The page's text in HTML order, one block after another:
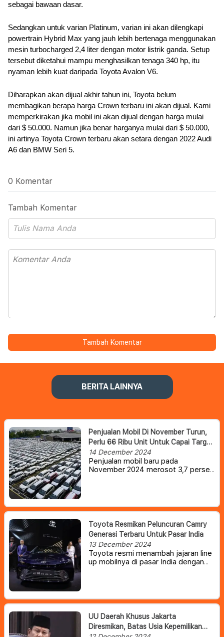
sebagai bawaan dasar.
Sedangkan untuk varian Platinum, varian ini akan dilengkapi
powertrain Hybrid Max yang jauh lebih bertenaga menggunakan
mesin turbocharged 2,4 liter dengan motor listrik ganda. Setup
tersebut diketahui mampu menghasilkan tenaga 340 hp, itu
nyaman lebih kuat daripada Toyota Avalon V6.
Diharapkan akan dijual akhir tahun ini, Toyota belum
membagikan berapa harga Crown terbaru ini akan dijual. Kami
memperkirakan jika mobil ini akan dijual dengan harga mulai
dari $ 50.000. Namun jika benar harganya mulai dari $ 50.000,
ini artinya Toyota Crown terbaru akan setara dengan 2022 Audi
A6 dan BMW Seri 5.
0 Komentar
Tambah Komentar
Tambah Komentar
BERITA LAINNYA
Penjualan Mobil Di November Turun,
Perlu 66 Ribu Unit Untuk Capai Target
Tahunan 850 Ribu
14 December 2024
Penjualan mobil baru pada
November 2024 merosot 3,7 persen
ditetapkan Gabungan Industri
Kendaraan Bermotor Indonesia
(Gaikindo).
Toyota Resmikan Peluncuran Camry
Generasi Terbaru Untuk Pasar India
13 December 2024
Toyota resmi menambah jajaran line
up mobilnya di pasar India dengan
UU Daerah Khusus Jakarta
Diresmikan, Batas Usia Kepemilikan